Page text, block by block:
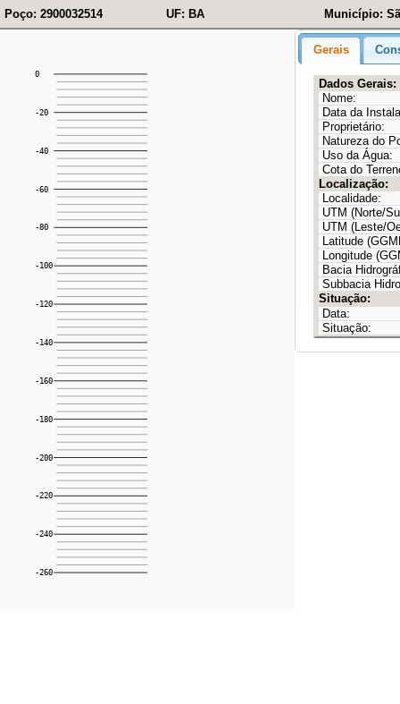
Poço: 2900032514 UF: BA Município:
Gerais
Dados Gerais:
Nome:
Data da
Proprietário:
Natureza do
Uso da Água:
Cota do
Localização:
Localidade:
UTM (Norte/
UTM (Leste/
Latitude
Longitude
Bacia
Subbacia
Situação:
Data:
Situação: